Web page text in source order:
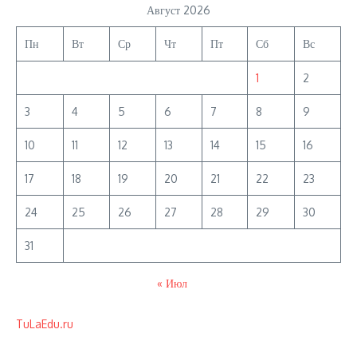
Август 2026
Пн Вт Ср Чт Пт Сб Вс
1 2
3 4 5 6 7 8 9
10 11 12 13 14 15 16
17 18 19 20 21 22 23
24 25 26 27 28 29 30
31
« Июл
TuLaEdu.ru